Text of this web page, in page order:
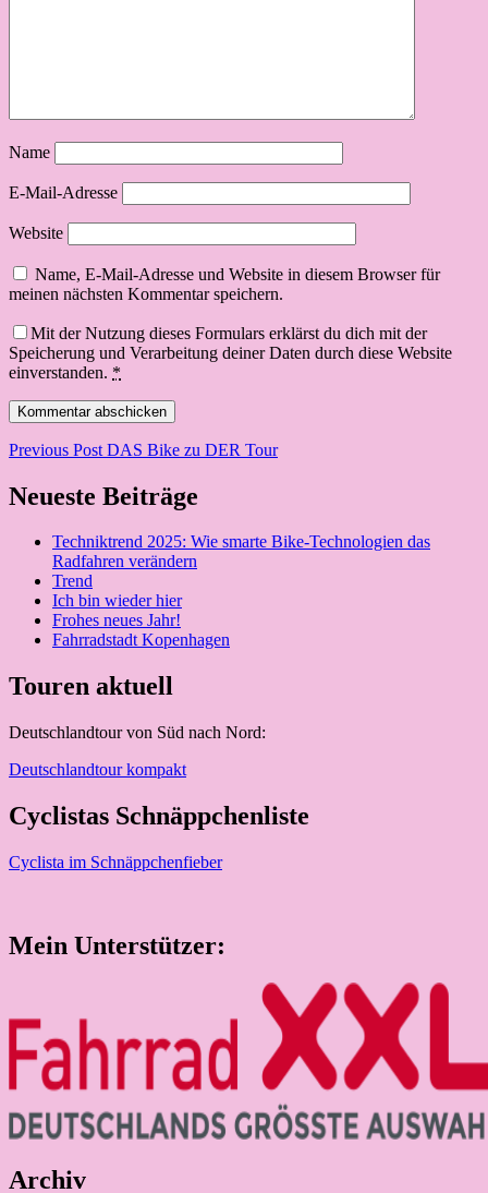
Name
E-Mail-Adresse
Website
Name, E-Mail-Adresse und Website in diesem Browser für
meinen nächsten Kommentar speichern.
Mit der Nutzung dieses Formulars erklärst du dich mit der
Speicherung und Verarbeitung deiner Daten durch diese Website
einverstanden. *
Beitragsnavigation
Previous Post DAS Bike zu DER Tour
Neueste Beiträge
Techniktrend 2025: Wie smarte Bike-Technologien das
Radfahren verändern
Trend
Ich bin wieder hier
Frohes neues Jahr!
Fahrradstadt Kopenhagen
Touren aktuell
Deutschlandtour von Süd nach Nord:
Deutschlandtour kompakt
Cyclistas Schnäppchenliste
Cyclista im Schnäppchenfieber
Mein Unterstützer:
Archiv